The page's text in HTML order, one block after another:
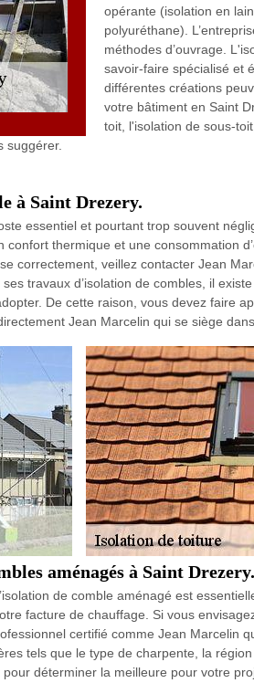
opérante (isolation en
polyuréthane).
méthodes d’ouvrage.
savoir-faire spécialisé et
différentes créations
votre bâtiment en Saint
toit, l'isolation de sous-
suggérer.
à Saint Drezery.
essentiel et pourtant trop souvent
thermique et une consommation
correctement, veillez contacter Jean
travaux d’isolation de combles, il
De cette raison, vous devez faire
Jean Marcelin qui se siège
aménagés à Saint Drezery.
de comble aménagé est
facture de chauffage. Si vous
certifié comme Jean Marcelin
tels que le type de charpente, la région
déterminer la meilleure pour votre